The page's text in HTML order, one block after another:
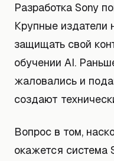
Разработка Sony
Крупные издатели
защищать свой
обучении AI.
жаловались и
создают
Вопрос в том,
окажется система